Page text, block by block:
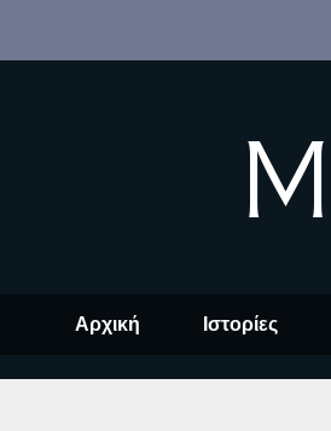
Αρχική Ιστορίες